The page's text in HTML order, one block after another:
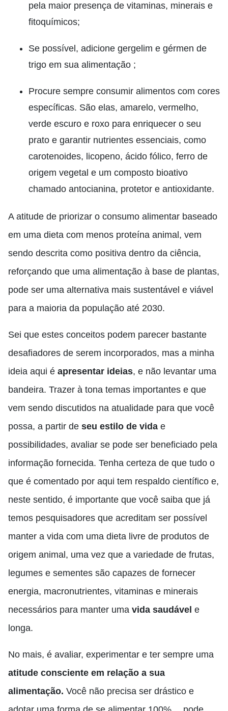
pela maior presença de vitaminas, minerais e
fitoquímicos;
Se possível, adicione gergelim e gérmen de
trigo em sua alimentação ;
Procure sempre consumir alimentos com cores
específicas. São elas, amarelo, vermelho,
verde escuro e roxo para enriquecer o seu
prato e garantir nutrientes essenciais, como
carotenoides, licopeno, ácido fólico, ferro de
origem vegetal e um composto bioativo
chamado antocianina, protetor e antioxidante.
A atitude de priorizar o consumo alimentar baseado
em uma dieta com menos proteína animal, vem
sendo descrita como positiva dentro da ciência,
reforçando que uma alimentação à base de plantas,
pode ser uma alternativa mais sustentável e viável
para a maioria da população até 2030.
Sei que estes conceitos podem parecer bastante
desafiadores de serem incorporados, mas a minha
ideia aqui é apresentar ideias, e não levantar uma
bandeira. Trazer à tona temas importantes e que
vem sendo discutidos na atualidade para que você
possa, a partir de seu estilo de vida e
possibilidades, avaliar se pode ser beneficiado pela
informação fornecida. Tenha certeza de que tudo o
que é comentado por aqui tem respaldo científico e,
neste sentido, é importante que você saiba que já
temos pesquisadores que acreditam ser possível
manter a vida com uma dieta livre de produtos de
origem animal, uma vez que a variedade de frutas,
legumes e sementes são capazes de fornecer
energia, macronutrientes, vitaminas e minerais
necessários para manter uma vida saudável e
longa.
No mais, é avaliar, experimentar e ter sempre uma
atitude consciente em relação a sua
alimentação. Você não precisa ser drástico e